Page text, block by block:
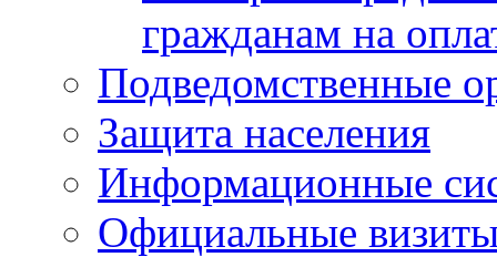
гражданам на
Подведомственные
Защита населения
Информационные
Официальные